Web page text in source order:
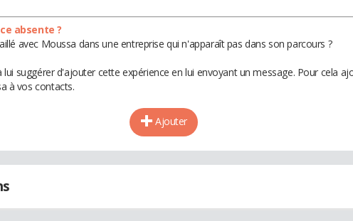
absente ?
avec Moussa dans une entreprise qui n'apparaît pas dans son parcours ?
lui suggérer d'ajouter cette expérience en lui envoyant un message. Pour cela
à vos contacts.
Ajouter